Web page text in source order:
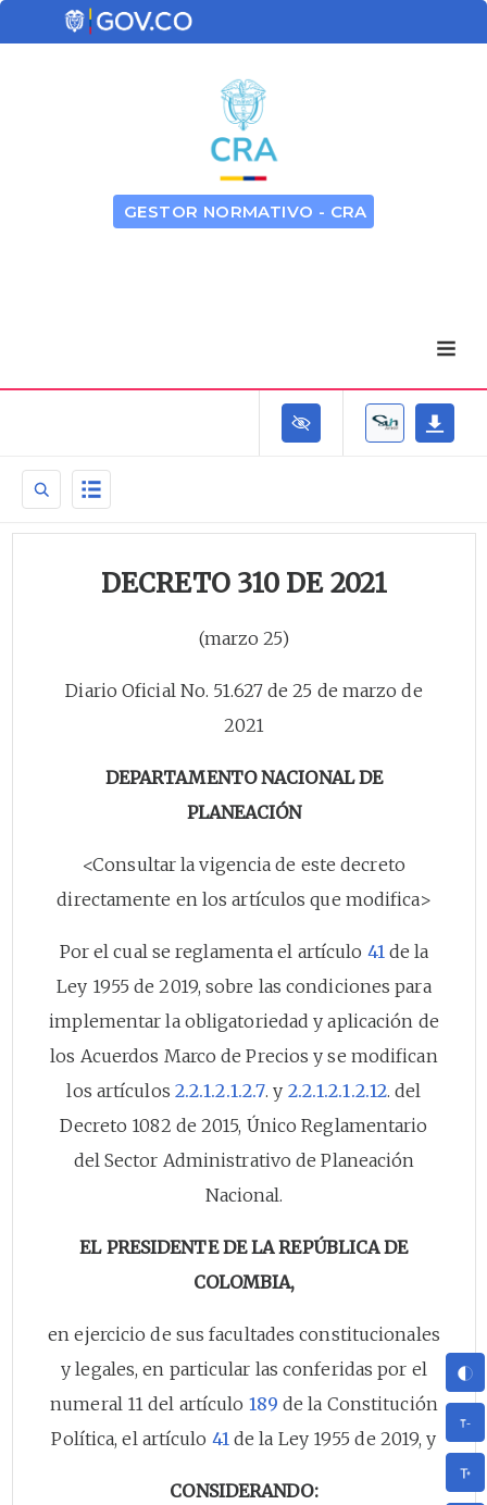
GESTOR NORMATIVO - CRA
DECRETO 310 DE 2021
(marzo 25)
Diario Oficial No. 51.627 de 25 de marzo de
2021
DEPARTAMENTO NACIONAL DE
PLANEACIÓN
<Consultar la vigencia de este decreto
directamente en los artículos que modifica>
Por el cual se reglamenta el artículo 41 de la
Ley 1955 de 2019, sobre las condiciones para
implementar la obligatoriedad y aplicación de
los Acuerdos Marco de Precios y se modifican
los artículos 2.2.1.2.1.2.7. y 2.2.1.2.1.2.12. del
Decreto 1082 de 2015, Único Reglamentario
del Sector Administrativo de Planeación
Nacional.
EL PRESIDENTE DE LA REPÚBLICA DE
COLOMBIA,
en ejercicio de sus facultades constitucionales
y legales, en particular las conferidas por el
numeral 11 del artículo 189 de la Constitución
Política, el artículo 41 de la Ley 1955 de 2019, y
CONSIDERANDO: